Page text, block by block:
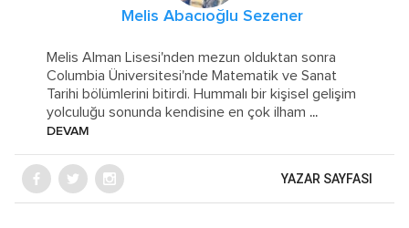
Melis Abacıoğlu Sezener
Melis Alman Lisesi'nden mezun olduktan sonra
Columbia Üniversitesi'nde Matematik ve Sanat
Tarihi bölümlerini bitirdi. Hummalı bir kişisel gelişim
yolculuğu sonunda kendisine en çok ilham ...
DEVAM
YAZAR SAYFASI